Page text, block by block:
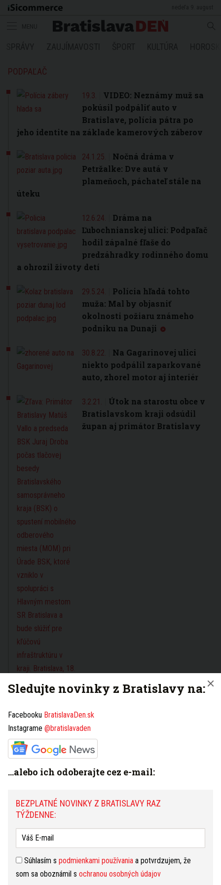
PODPAĽAČ
19.3.
VIDEO: Neznámy muž sa
pokúsil podpáliť auto v
Bratislave, polícia pátra po
jeho identite na základe kamerových záberov
24.1.25.
Nočná dráma v
Petržalke: Dve autá v
plameňoch, páchateľ stále na
úteku
12.6.24.
Dráma na
Ľubochnianskej ulici: Podpaľač
hodil zápalné fľaše do
predzáhradky rodinného domu
a ohrozil životy detí
29.5.24.
Polícia hľadá tohto
muža: Mal by objasniť
okolnosti požiaru známeho
podniku na Dunaji
30.8.22.
Na Gagarinovej ulici
niekto podpálil zaparkované
auto, zhorel motor aj interiér
3.2.21.
Útok na starostu obce v
Bratislavskom kraji odsúdil
župan aj primátor Bratislavy
námestí sa zapálil neznámy
muž, chcel tým upútať
pozornosť žien
5.9.16.
Bratislavčan zapálil
autá, hrozia mu až tri roky
4.3.16.
Policajtom sa podarilo
podpaľača
NAJČÍTANEJŠIE 3 dni
Sledujte novinky z Bratislavy na:
Facebooku BratislavaDen.sk
Instagrame @bratislavaden
...alebo ich odoberajte cez e-mail:
BEZPLATNÉ NOVINKY Z BRATISLAVY RAZ
TÝŽDENNE:
Súhlasím s podmienkami používania a potvrdzujem, že
som sa oboznámil s ochranou osobných údajov